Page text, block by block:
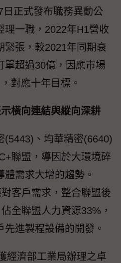
正式發布職務異動公
理一職，2022年H1營收
緊張，較2021年同期衰
單超過30億，因應市場
對應十年目標。
橫向連結與縱向深耕
(5443)、均華精密(6640)
聯盟，導因於大環境碎
需求大增的趨勢。
客戶需求，整合聯盟後
全聯盟人力資源33%，
進製程設備的開發。
經濟部工業局辦理之卓